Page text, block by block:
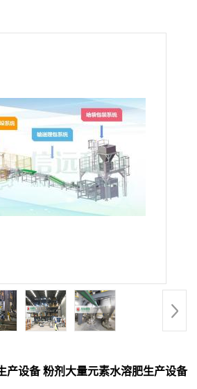
产设备 粉剂大量元素水溶肥生产设备